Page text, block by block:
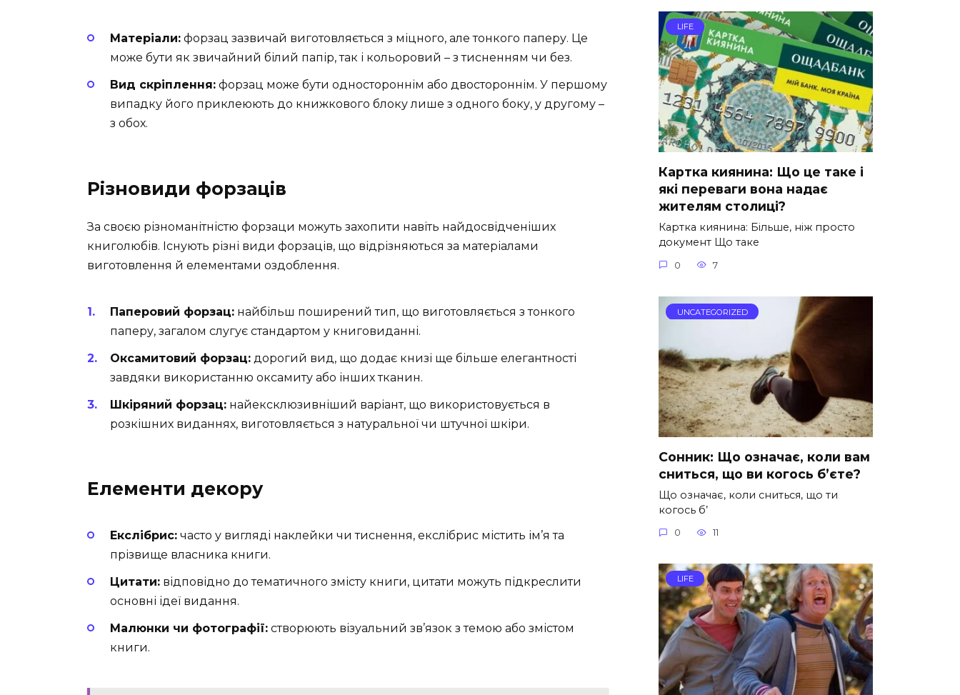
Матеріали: форзац зазвичай виготовляється з міцного, але тонкого паперу. Це
може бути як звичайний білий папір, так і кольоровий – з тисненням чи без.
Вид скріплення: форзац може бути одностороннім або двостороннім. У першому
випадку його приклеюють до книжкового блоку лише з одного боку, у другому –
з обох.
Різновиди форзаців
За своєю різноманітністю форзаци можуть захопити навіть найдосвідченіших
книголюбів. Існують різні види форзаців, що відрізняються за матеріалами
виготовлення й елементами оздоблення.
Паперовий форзац: найбільш поширений тип, що виготовляється з тонкого
паперу, загалом слугує стандартом у книговиданні.
Оксамитовий форзац: дорогий вид, що додає книзі ще більше елегантності
завдяки використанню оксамиту або інших тканин.
Шкіряний форзац: найексклюзивніший варіант, що використовується в
розкішних виданнях, виготовляється з натуральної чи штучної шкіри.
Елементи декору
Екслібрис: часто у вигляді наклейки чи тиснення, екслібрис містить ім’я та
прізвище власника книги.
Цитати: відповідно до тематичного змісту книги, цитати можуть підкреслити
основні ідеї видання.
Малюнки чи фотографії: створюють візуальний зв’язок з темою або змістом
книги.
LIFE
Картка киянина: Що це таке і
які переваги вона надає
жителям столиці?
Картка киянина: Більше, ніж просто
документ Що таке
0 7
UNCATEGORIZED
Сонник: Що означає, коли вам
сниться, що ви когось б’єте?
Що означає, коли сниться, що ти
когось б’
0 11
LIFE